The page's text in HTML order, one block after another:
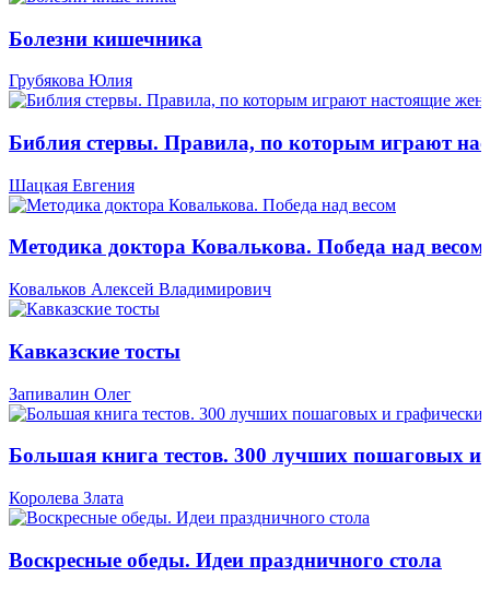
Болезни кишечника
Грубякова Юлия
Библия стервы. Правила, по которым играют
Шацкая Евгения
Методика доктора Ковалькова. Победа над весом
Ковальков Алексей Владимирович
Кавказские тосты
Запивалин Олег
Большая книга тестов. 300 лучших пошаговых и
Королева Злата
Воскресные обеды. Идеи праздничного стола